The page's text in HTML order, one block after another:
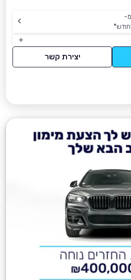
*
יצירת קשר